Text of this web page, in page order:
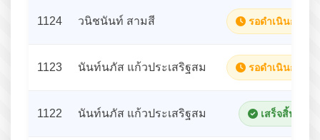
1124 วนิชนันท์ สามสี รอดำเนินการ
1123 นันท์นภัส แก้วประเสริฐสม รอดำเนินการ
1122 นันท์นภัส แก้วประเสริฐสม เสร็จสิ้น